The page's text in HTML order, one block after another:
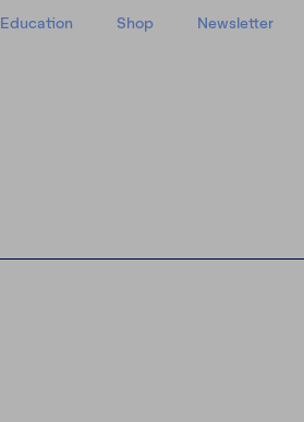
Education Shop Newsletter